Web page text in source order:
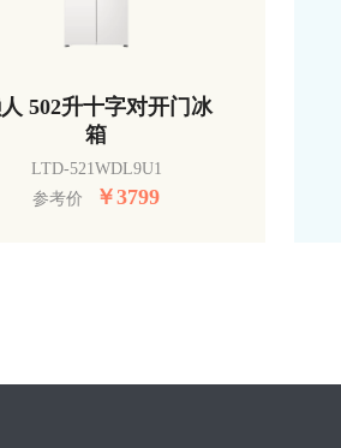
502升十字对开门冰
箱
LTD-521WDL9U1
参考价
￥3799